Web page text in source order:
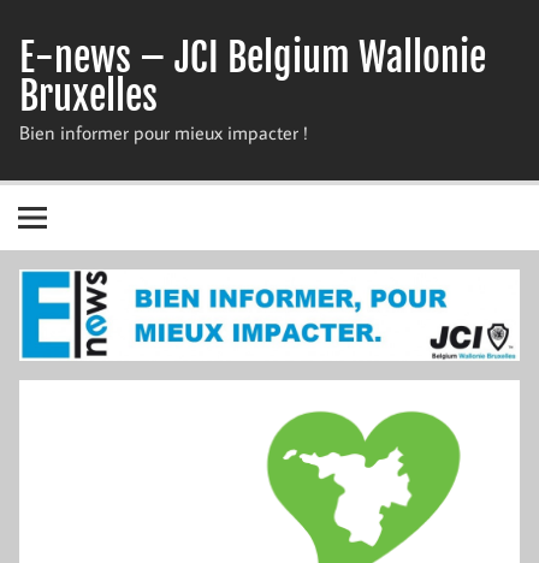
content
E-news – JCI Belgium Wallonie
Bruxelles
Bien informer pour mieux impacter !